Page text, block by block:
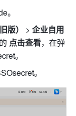
。
版） > 企业自用
点击查看，在弹
。
。